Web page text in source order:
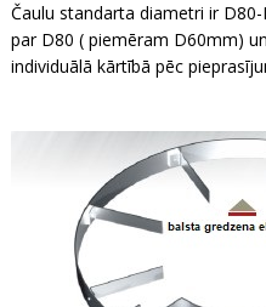
Čaulu standarta diametri ir
par D80 ( piemēram D60mm)
individuālā kārtībā pēc